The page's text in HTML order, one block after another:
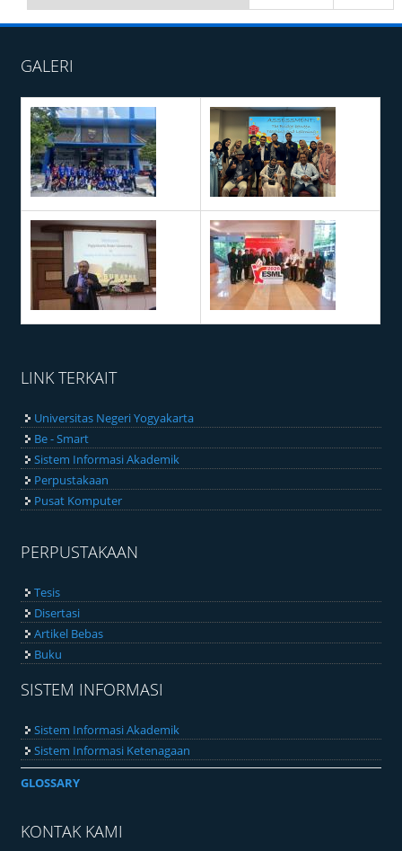
GALERI
LINK TERKAIT
Universitas Negeri Yogyakarta
Be - Smart
Sistem Informasi Akademik
Perpustakaan
Pusat Komputer
PERPUSTAKAAN
Tesis
Disertasi
Artikel Bebas
Buku
SISTEM INFORMASI
Sistem Informasi Akademik
Sistem Informasi Ketenagaan
GLOSSARY
KONTAK KAMI